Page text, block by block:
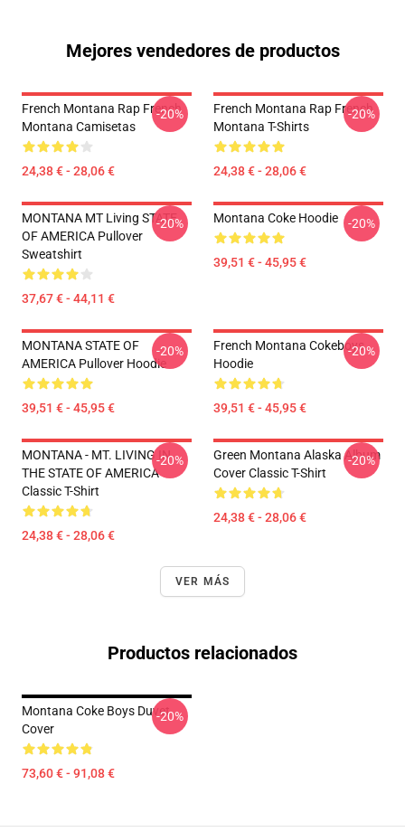
Mejores vendedores de productos
French Montana Rap French
Montana Camisetas
24,38 € - 28,06 €
-20%
French Montana Rap French
Montana T-Shirts
24,38 € - 28,06 €
-20%
MONTANA MT Living STATE
OF AMERICA Pullover
Sweatshirt
37,67 € - 44,11 €
-20% Montana Coke Hoodie
39,51 € - 45,95 €
-20%
MONTANA STATE OF
AMERICA Pullover Hoodie
39,51 € - 45,95 €
-20%
French Montana Cokeboys
Hoodie
39,51 € - 45,95 €
-20%
MONTANA - MT. LIVING IN
THE STATE OF AMERICA
Classic T-Shirt
24,38 € - 28,06 €
-20%
Green Montana Alaska Album
Cover Classic T-Shirt
24,38 € - 28,06 €
-20%
VER MÁS
Productos relacionados
Montana Coke Boys Duvet
Cover
73,60 € - 91,08 €
-20%